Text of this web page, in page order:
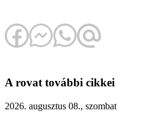
A rovat további cikkei
2026. augusztus 08., szombat